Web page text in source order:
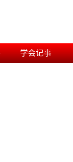
学会记事